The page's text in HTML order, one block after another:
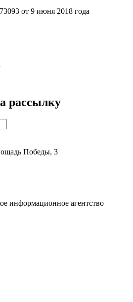
от 9 июня 2018 года
рассылку
Победы, 3
информационное агентство